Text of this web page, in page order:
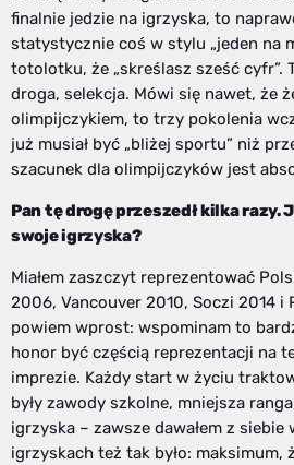
finalnie jedzie na igrzyska, to
statystycznie coś w stylu „jeden na
totolotku, że „skreślasz sześć cyfr”.
droga, selekcja. Mówi się nawet, że
olimpijczykiem, to trzy pokolenia
już musiał być „bliżej sportu” niż
szacunek dla olimpijczyków jest
Pan tę drogę przeszedł kilka razy.
swoje igrzyska?
Miałem zaszczyt reprezentować
2006, Vancouver 2010, Soczi 2014 i
powiem wprost: wspominam to
honor być częścią reprezentacji na
imprezie. Każdy start w życiu
były zawody szkolne, mniejsza
igrzyska – zawsze dawałem z siebie
igrzyskach też tak było: maksimum,